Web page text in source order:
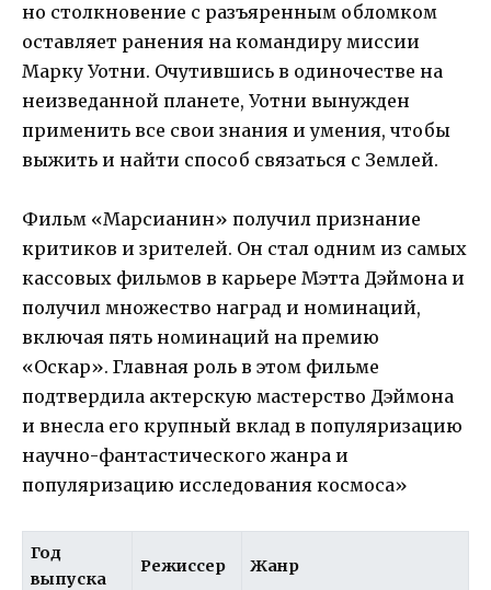
но столкновение с разъяренным обломком
оставляет ранения на командиру миссии
Марку Уотни. Очутившись в одиночестве на
неизведанной планете, Уотни вынужден
применить все свои знания и умения, чтобы
выжить и найти способ связаться с Землей.
Фильм «Марсианин» получил признание
критиков и зрителей. Он стал одним из самых
кассовых фильмов в карьере Мэтта Дэймона и
получил множество наград и номинаций,
включая пять номинаций на премию
«Оскар». Главная роль в этом фильме
подтвердила актерскую мастерство Дэймона
и внесла его крупный вклад в популяризацию
научно-фантастического жанра и
популяризацию исследования космоса»
Год
выпуска
Режиссер Жанр